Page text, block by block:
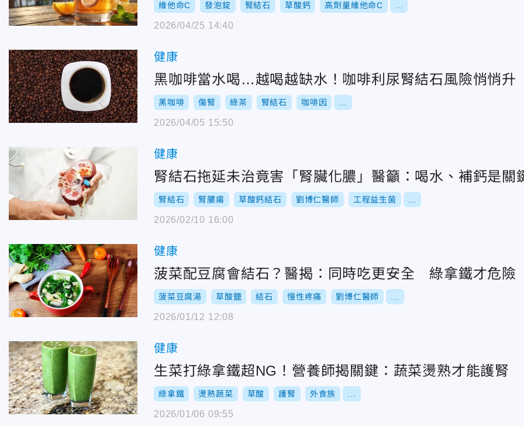
維他命C 發泡錠 腎結石 草酸鈣 高劑量維他命C
2026/04/25 14:40
健康
黑咖啡當水喝…越喝越缺水！咖啡利尿腎結石風險悄悄升
黑咖啡 傷腎 綠茶 腎結石 咖啡因
2026/04/05 15:50
健康
腎結石拖延未治竟害「腎臟化膿」醫籲：喝水、補鈣是關
腎結石 腎膿瘍 草酸鈣結石 劉博仁醫師 工程益生菌
2026/02/10 16:00
健康
菠菜配豆腐會結石？醫揭：同時吃更安全 綠拿鐵才危險
菠菜豆腐湯 草酸鹽 結石 慢性疼痛 劉博仁醫師
2026/01/12 12:08
健康
生菜打綠拿鐵超NG！營養師揭關鍵：蔬菜燙熟才能護腎
綠拿鐵 燙熟蔬菜 草酸 護腎 外食族
2026/01/06 09:55